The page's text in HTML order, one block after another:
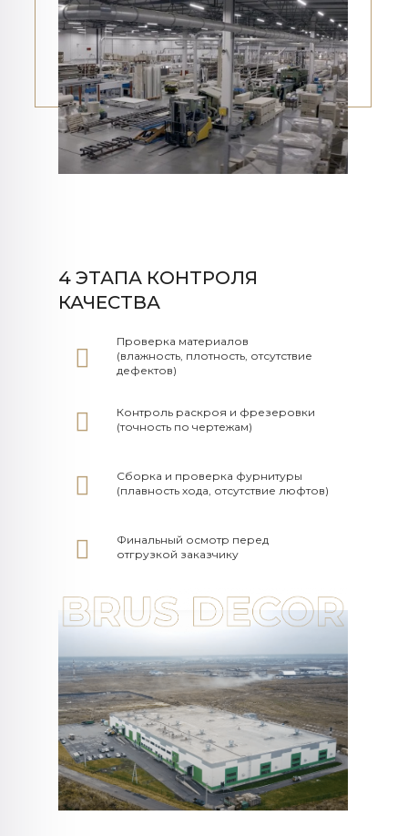
4 ЭТАПА КОНТРОЛЯ
КАЧЕСТВА
Проверка материалов
(влажность, плотность, отсутствие
дефектов)
Контроль раскроя и фрезеровки
(точность по чертежам)
Сборка и проверка фурнитуры
(плавность хода, отсутствие люфтов)
Финальный осмотр перед
отгрузкой заказчику